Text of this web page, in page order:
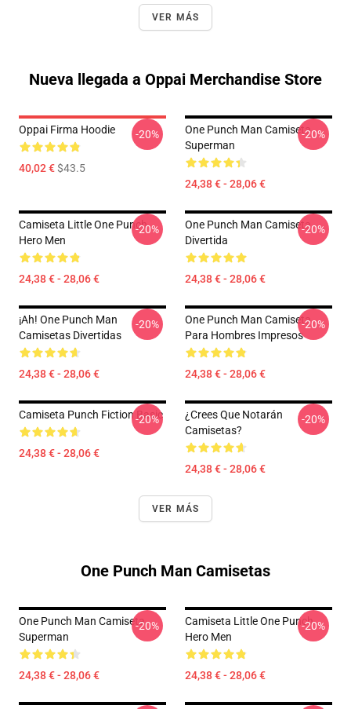
VER MÁS
Nueva llegada a Oppai Merchandise Store
Oppai Firma Hoodie
40,02 €$43.5
-20%
One Punch Man Camiseta
Superman
24,38 € - 28,06 €
-20%
Camiseta Little One Punch
Hero Men
24,38 € - 28,06 €
-20%
One Punch Man Camiseta
Divertida
24,38 € - 28,06 €
-20%
¡Ah! One Punch Man
Camisetas Divertidas
24,38 € - 28,06 €
-20%
One Punch Man Camiseta
Para Hombres Impresos
24,38 € - 28,06 €
-20%
Camiseta Punch Fiction Basic
24,38 € - 28,06 €
-20%
¿Crees Que Notarán
Camisetas?
24,38 € - 28,06 €
-20%
VER MÁS
One Punch Man Camisetas
One Punch Man Camiseta
Superman
24,38 € - 28,06 €
-20%
Camiseta Little One Punch
Hero Men
24,38 € - 28,06 €
-20%